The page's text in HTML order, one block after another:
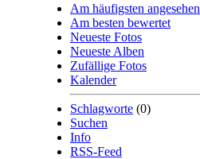
Am häufigsten angesehen
Am besten bewertet
Neueste Fotos
Neueste Alben
Zufällige Fotos
Kalender
Schlagworte (0)
Suchen
Info
RSS-Feed